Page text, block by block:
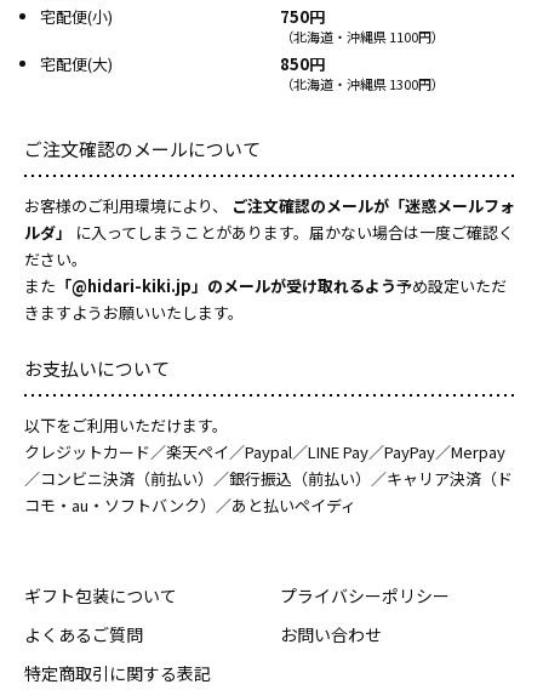
宅配便(小) 750円
（北海道・沖縄県 1100円）
宅配便(大) 850円
（北海道・沖縄県 1300円）
ご注文確認のメールについて
お客様のご利用環境により、
ご注文確認のメールが「迷惑メールフォ
ルダ」
に入ってしまうことがあります。届かない場合は一度ご確認く
ださい。
また 「@hidari-kiki.jp」のメールが受け取れるよう予め設定いただ
きますようお願いいたします。
お支払いについて
以下をご利用いただけます。
クレジットカード／楽天ペイ／Paypal／LINE Pay／PayPay／Merpay
／コンビニ決済（前払い）／銀行振込（前払い）／キャリア決済（ド
コモ・au・ソフトバンク）／あと払いペイディ
ギフト包装について
よくあるご質問
特定商取引に関する表記
プライバシーポリシー
お問い合わせ